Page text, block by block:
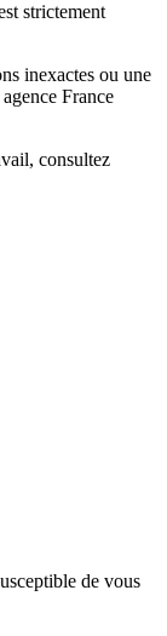
strictement
inexactes ou une
France
, consultez
de vous